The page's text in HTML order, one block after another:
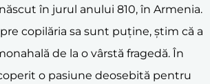
în jurul anului 810, în Armenia.
copilăria sa sunt puține, știm că a
de la o vârstă fragedă. În
o pasiune deosebită pentru